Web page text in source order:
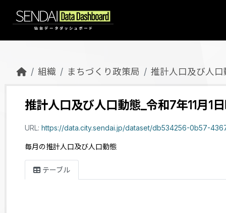
組織 まちづくり政策局 推計人口及び人
推計人口及び人口動態_令和7年11月1
URL: https://data.city.sendai.jp/dataset/db534256-0b57-4367-886c-ba08c95156aa/
毎月の推計人口及び人口動態
テーブル